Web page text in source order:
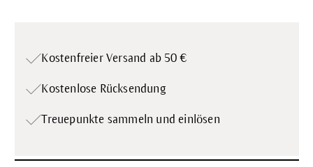
Kostenfreier Versand ab 50 €
Kostenlose Rücksendung
Treuepunkte sammeln und einlösen